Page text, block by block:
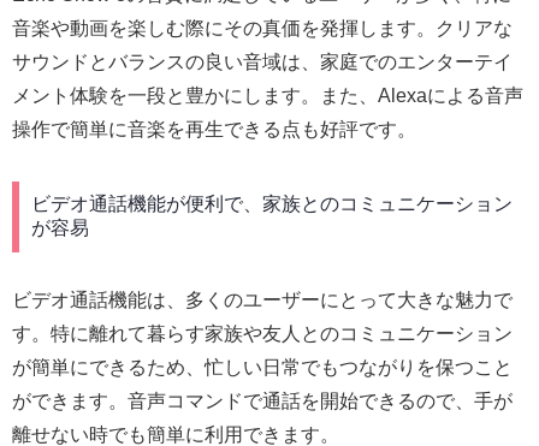
音楽や動画を楽しむ際にその真価を発揮します。クリアな
サウンドとバランスの良い音域は、家庭でのエンターテイ
メント体験を一段と豊かにします。また、Alexaによる音声
操作で簡単に音楽を再生できる点も好評です。
ビデオ通話機能が便利で、家族とのコミュニケーション
が容易
ビデオ通話機能は、多くのユーザーにとって大きな魅力で
す。特に離れて暮らす家族や友人とのコミュニケーション
が簡単にできるため、忙しい日常でもつながりを保つこと
ができます。音声コマンドで通話を開始できるので、手が
離せない時でも簡単に利用できます。